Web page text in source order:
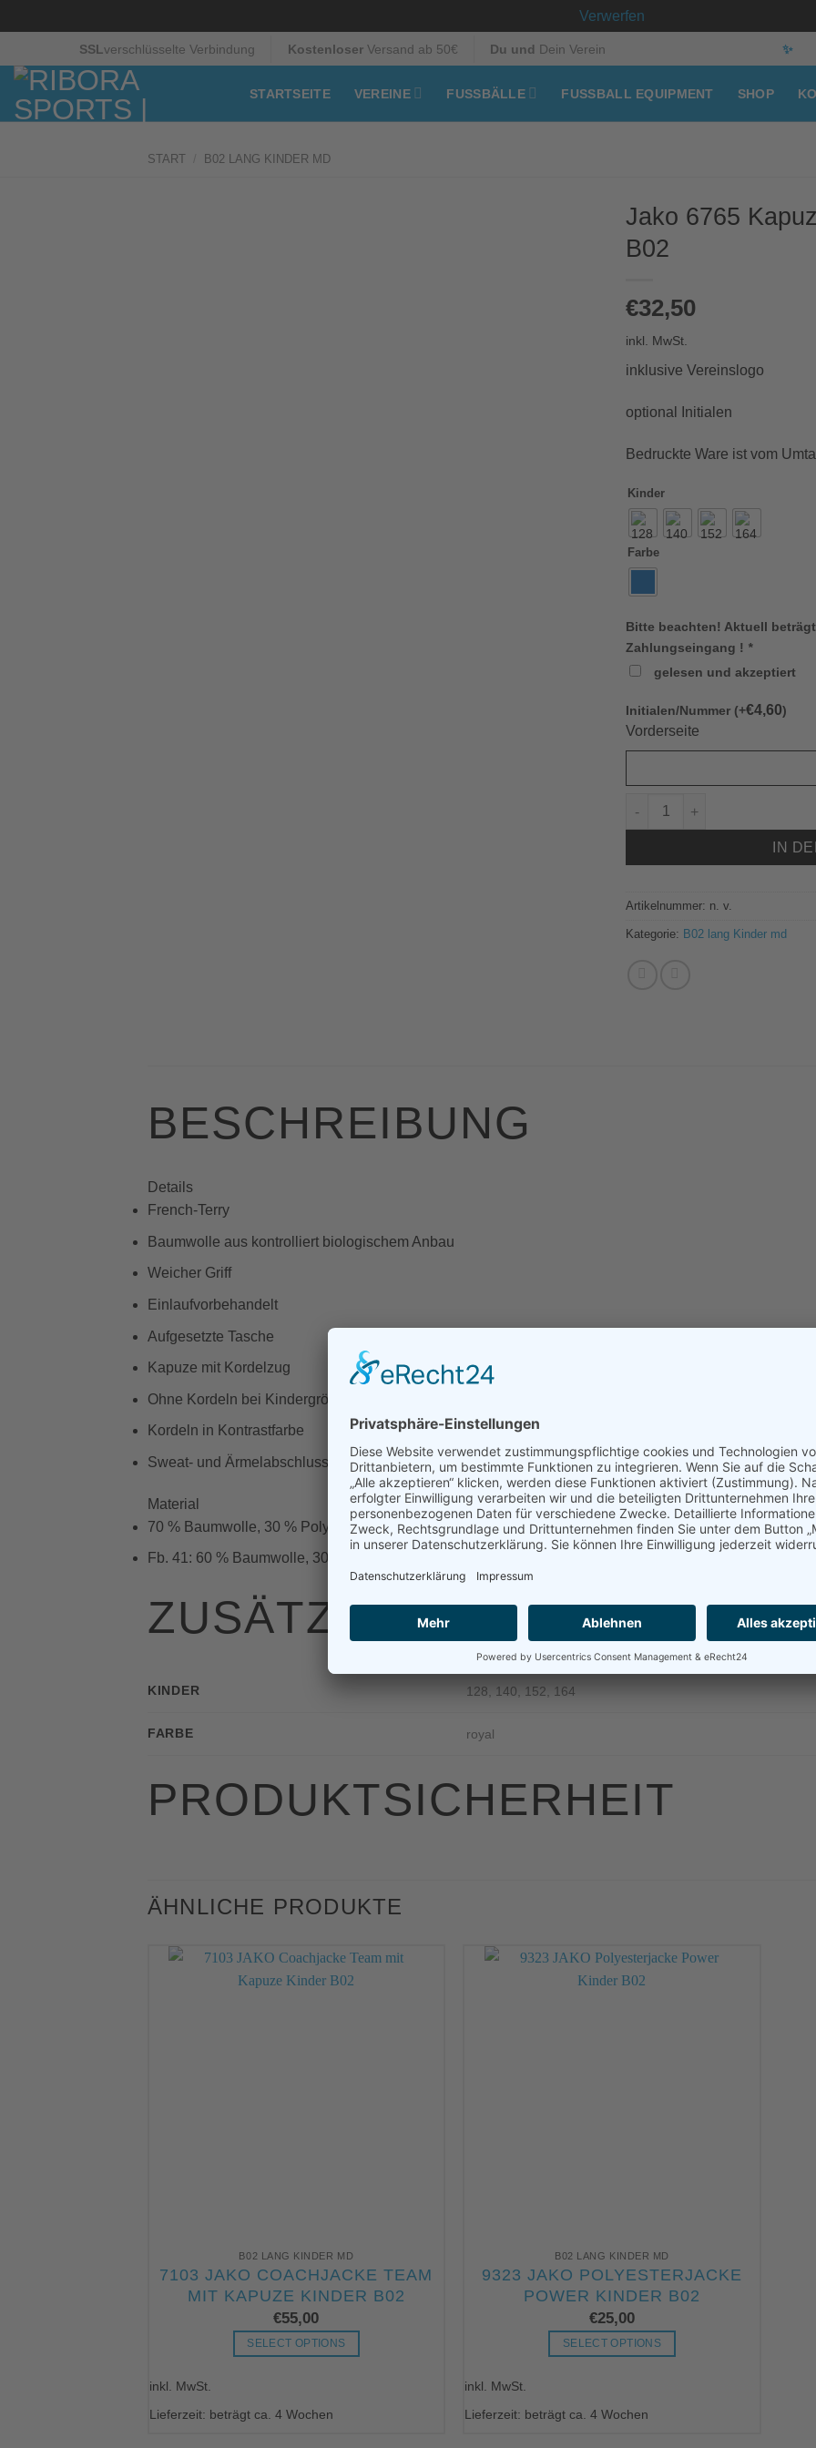
Verwerfen
Inhalt
springen
SSL verschlüsselte Verbindung KostenloserVersand ab 50€ Du und Dein Verein ✨
STARTSEITE VEREINE FUSSBÄLLE FUSSBALL EQUIPMENT SHOP
START B02 LANG KINDER MD
Jako 6765
B02
€32,50
inkl. MwSt.
inklusive Vereinslogo
optional Initialen
Bedruckte Ware ist vom
Kinder
Farbe
Bitte beachten! Aktuell
Zahlungseingang ! *
gelesen und akzeptiert
Initialen/Nummer (+€4,60)
Vorderseite
Jako 6765 Kapuzensweat
IN
Artikelnummer: n. v.
Kategorie: B02 lang Kinder md
BESCHREIBUNG
Details
French-Terry
Baumwolle aus kontrolliert biologischem Anbau
Weicher Griff
Einlaufvorbehandelt
Aufgesetzte Tasche
Kapuze mit Kordelzug
Ohne Kordeln bei Kindergrößen
Kordeln in Kontrastfarbe
Sweat- und Ärmelabschluss mit Ripp
Material
70 % Baumwolle, 30 % Polyester
Fb. 41: 60 % Baumwolle, 30 % Polyester, 10 % Viskose
ZUSÄTZLICHE
KINDER 128, 140, 152, 164
FARBE royal
PRODUKTSICHERHEIT
ÄHNLICHE PRODUKTE
B02 LANG KINDER MD
7103 JAKO COACHJACKE TEAM
MIT KAPUZE KINDER B02
€55,00
SELECT OPTIONS
weist
inkl. MwSt.
Lieferzeit: beträgt ca. 4 Wochen
B02 LANG KINDER MD
9323 JAKO POLYESTERJACKE
POWER KINDER B02
€25,00
SELECT OPTIONS
weist
inkl. MwSt.
Lieferzeit: beträgt ca. 4 Wochen